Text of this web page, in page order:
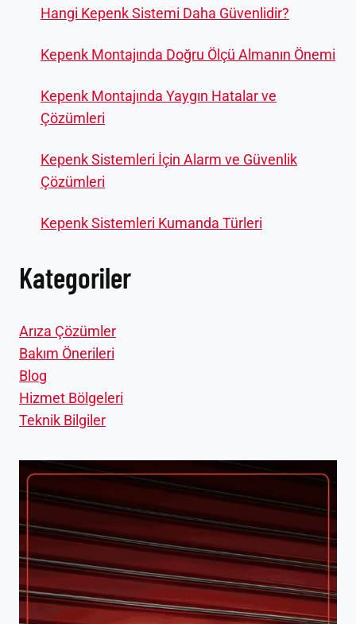
Hangi Kepenk Sistemi Daha Güvenlidir?
Kepenk Montajında Doğru Ölçü Almanın Önemi
Kepenk Montajında Yaygın Hatalar ve
Çözümleri
Kepenk Sistemleri İçin Alarm ve Güvenlik
Çözümleri
Kepenk Sistemleri Kumanda Türleri
Kategoriler
Arıza Çözümler
Bakım Önerileri
Blog
Hizmet Bölgeleri
Teknik Bilgiler